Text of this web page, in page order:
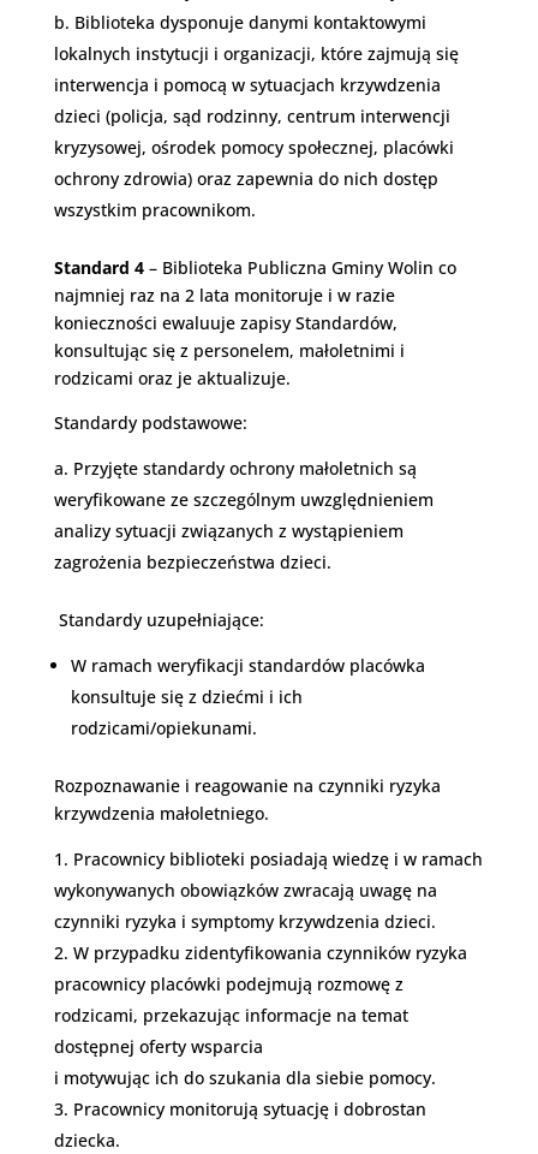
Biblioteka dysponuje danymi kontaktowymi
lokalnych instytucji i organizacji, które zajmują się
interwencja i pomocą w sytuacjach krzywdzenia
dzieci (policja, sąd rodzinny, centrum interwencji
kryzysowej, ośrodek pomocy społecznej, placówki
ochrony zdrowia) oraz zapewnia do nich dostęp
wszystkim pracownikom.
Standard 4– Biblioteka Publiczna Gminy Wolin co
najmniej raz na 2 lata monitoruje i w razie
konieczności ewaluuje zapisy Standardów,
konsultując się z personelem, małoletnimi i
rodzicami oraz je aktualizuje.
Standardy podstawowe:
Przyjęte standardy ochrony małoletnich są
weryfikowane ze szczególnym uwzględnieniem
analizy sytuacji związanych z wystąpieniem
zagrożenia bezpieczeństwa dzieci.
Standardy uzupełniające:
W ramach weryfikacji standardów placówka
konsultuje się z dziećmi i ich
rodzicami/opiekunami.
Rozpoznawanie i reagowanie na czynniki ryzyka
krzywdzenia małoletniego.
Pracownicy biblioteki posiadają wiedzę i w ramach
wykonywanych obowiązków zwracają uwagę na
czynniki ryzyka i symptomy krzywdzenia dzieci.
W przypadku zidentyfikowania czynników ryzyka
pracownicy placówki podejmują rozmowę z
rodzicami, przekazując informacje na temat
dostępnej oferty wsparcia
i motywując ich do szukania dla siebie pomocy.
Pracownicy monitorują sytuację i dobrostan
dziecka.